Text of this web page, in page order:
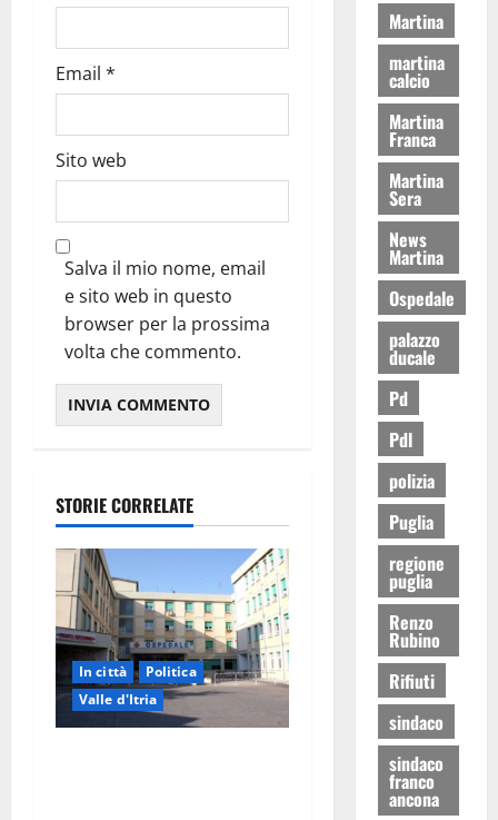
Email *
Sito web
Salva il mio nome, email
e sito web in questo
browser per la prossima
volta che commento.
STORIE CORRELATE
In città
Politica
Valle d'Itria
Martina
martina
calcio
Martina
Franca
Martina
Sera
News
Martina
Ospedale
palazzo
ducale
Pd
Pdl
polizia
Puglia
regione
puglia
Renzo
Rubino
Rifiuti
sindaco
sindaco
franco
ancona